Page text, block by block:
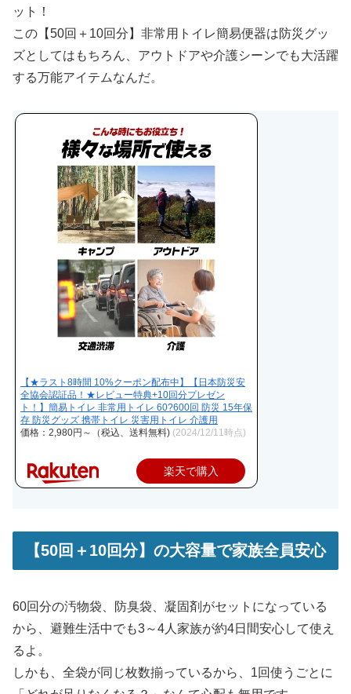
ット！
この【50回＋10回分】非常用トイレ簡易便器は防災グッ
ズとしてはもちろん、アウトドアや介護シーンでも大活躍
する万能アイテムなんだ。
【★ラスト8時間 10%クーポン配布中】【日本防災安
全協会認証品！★レビュー特典+10回分プレゼン
ト！】簡易トイレ 非常用トイレ 60?600回 防災 15年保
存 防災グッズ 携帯トイレ 災害用トイレ 介護用
価格：2,980円～（税込、送料無料) (2024/12/11時点)
楽天で購入
【50回＋10回分】の大容量で家族全員安心
60回分の汚物袋、防臭袋、凝固剤がセットになっている
から、避難生活中でも3～4人家族が約4日間安心して使え
るよ。
しかも、全袋が同じ枚数揃っているから、1回使うごとに